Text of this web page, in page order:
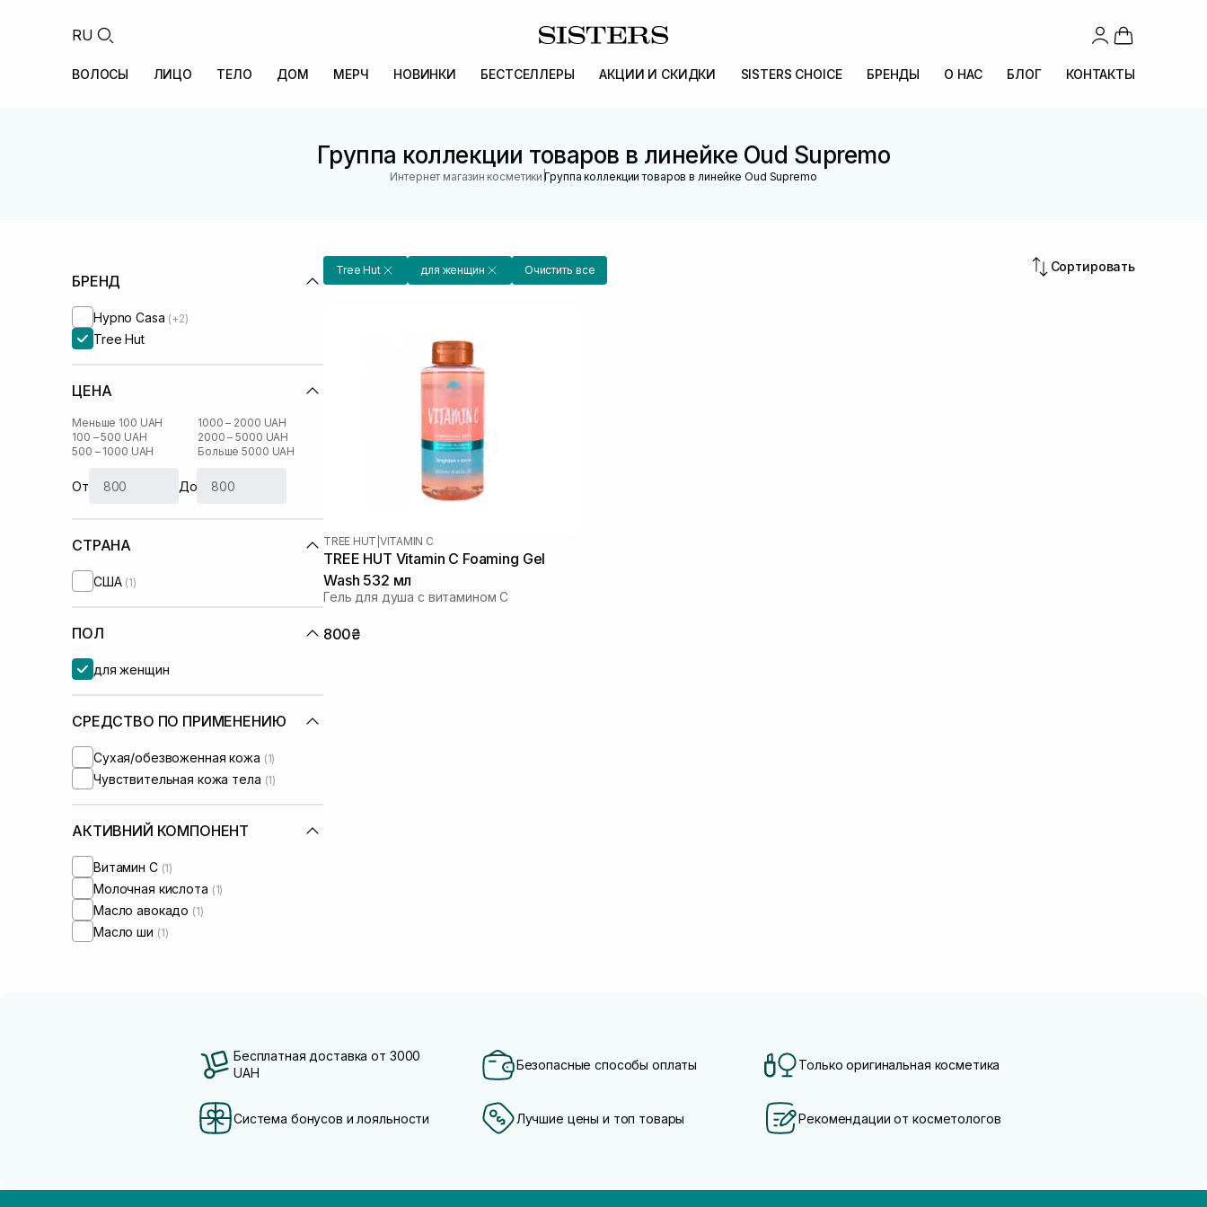
RU
ВОЛОСЫ ЛИЦО ТЕЛО ДОМ МЕРЧ НОВИНКИ БЕСТСЕЛЛЕРЫ АКЦИИ И СКИДКИ SISTERS CHOICE БРЕНДЫ О НАС БЛОГ КОНТАКТЫ
Группа коллекции товаров в линейке Oud Supremo
Интернет магазин косметики |Группа коллекции товаров в линейке Oud Supremo
БРЕНД
Hypno Casa (+2)
Tree Hut
ЦЕНА
Меньше 100 UAH
100 – 500 UAH
500 – 1000 UAH
1000 – 2000 UAH
2000 – 5000 UAH
Больше 5000 UAH
От До
СТРАНА
США (1)
ПОЛ
для женщин
СРЕДСТВО ПО ПРИМЕНЕНИЮ
Сухая/обезвоженная кожа (1)
Чувствительная кожа тела (1)
АКТИВНИЙ КОМПОНЕНТ
Витамин C (1)
Молочная кислота (1)
Масло авокадо (1)
Масло ши (1)
Tree Hut для женщин Очистить все Сортировать
TREE HUT VITAMIN C
TREE HUT Vitamin C Foaming Gel
Wash 532 мл
Гель для душа с витамином C
800₴
Бесплатная доставка от 3000
UAH
Безопасные способы оплаты Только оригинальная косметика
Система бонусов и лояльности Лучшие цены и топ товары Рекомендации от косметологов